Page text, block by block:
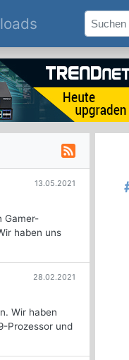
13.05.2021
Gamer-
haben uns
28.02.2021
Wir haben
Prozessor und